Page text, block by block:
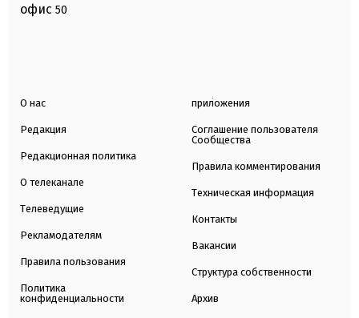
офис 50
О нас
Редакция
Редакционная политика
О телеканале
Телеведущие
Рекламодателям
Правила пользования
Политика
конфиденциальности
приложения
Соглашение пользователя
Сообщества
Правила комментирования
Техническая информация
Контакты
Вакансии
Структура собственности
Архив